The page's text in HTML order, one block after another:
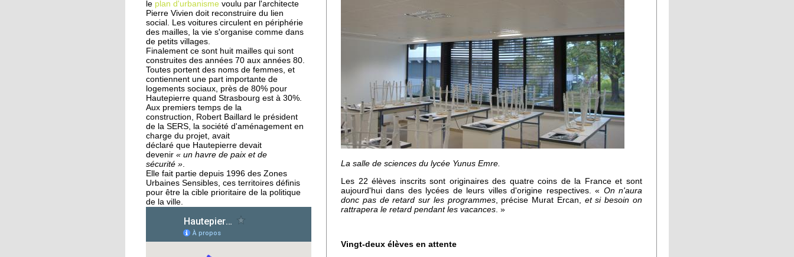
La rentrée virevoletante
des Migrateurs
25 septembre 2015
L'utopie en sons
24 septembre 2015
La pépinière fait germer
les talents de
Hautepierre... et d'ailleurs
24 septembre 2015
Horizome s'enracine
doucement dans le
quartier
23 septembre 2015
le plan d'urbanisme voulu par l'architecte
Pierre Vivien doit reconstruire du lien
social. Les voitures circulent en périphérie
des mailles, la vie s'organise comme dans
de petits villages.
Finalement ce sont huit mailles qui sont
construites des années 70 aux années 80.
Toutes portent des noms de femmes, et
contiennent une part importante de
logements sociaux, près de 80% pour
Hautepierre quand Strasbourg est à 30%.
Aux premiers temps de la
construction, Robert Baillard le président
de la SERS, la société d'aménagement en
charge du projet, avait
déclaré que Hautepierre devait
devenir « un havre de paix et de
sécurité ».
Elle fait partie depuis 1996 des Zones
Urbaines Sensibles, ces territoires définis
pour être la cible prioritaire de la politique
de la ville.
La salle de sciences du lycée Yunus Emre.
Les 22 élèves inscrits sont originaires des quatre coins de la France et sont
aujourd'hui dans des lycées de leurs villes d'origine respectives. « On n'aura
donc pas de retard sur les programmes, précise Murat Ercan, et si besoin on
rattrapera le retard pendant les vacances . »
Vingt-deux élèves en attente